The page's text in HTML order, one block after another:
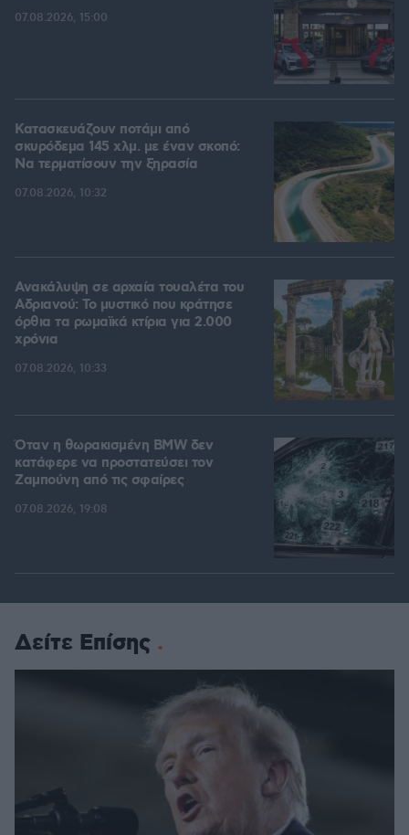
07.08.2026, 15:00
Κατασκευάζουν ποτάμι από
σκυρόδεμα 145 χλμ. με έναν σκοπό:
Να τερματίσουν την ξηρασία
07.08.2026, 10:32
Ανακάλυψη σε αρχαία τουαλέτα του
Αδριανού: Το μυστικό που κράτησε
όρθια τα ρωμαϊκά κτίρια για 2.000
χρόνια
07.08.2026, 10:33
Όταν η θωρακισμένη BMW δεν
κατάφερε να προστατεύσει τον
Ζαμπούνη από τις σφαίρες
07.08.2026, 19:08
Δείτε Επίσης